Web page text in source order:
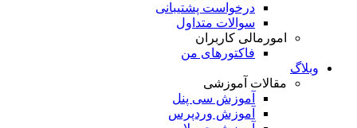
درخواست پشتیبانی
سوالات متداول
امورمالی کاربران
فاکتورهای من
وبلاگ
مقالات آموزشی
آموزش سی پنل
آموزش وردپرس